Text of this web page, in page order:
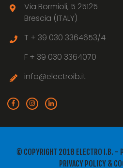
Via Bormioli, 5 25125
Brescia (ITALY)
T + 39 030 3364653/4
F + 39 030 3364070
info@electroib.it
© COPYRIGHT 2018 ELECTRO I.B.
PRIVACY POLICY&